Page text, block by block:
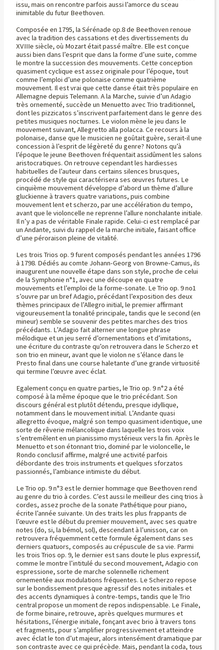
issu, mais on rencontre parfois aussi l’amorce du sceau
inimitable du futur Beethoven.
Composée en 1795, la Sérénade op.8 de Beethoven renoue
avec la tradition des cassations et des divertissements du
XVIIIe siècle, où Mozart était passé maître. Elle est conçue
aussi bien dans l’esprit que dans la forme d’une suite, comme
le montre la succession des mouvements. Cette conception
quasiment cyclique est assez originale pour l’époque, tout
comme l’emploi d’une polonaise comme quatrième
mouvement. Il est vrai que cette danse était très populaire en
Allemagne depuis Telemann. A la Marche, suivie d’un Adagio
très ornementé, succède un Menuetto avec Trio traditionnel,
dont les pizzicatos s’inscrivent parfaitement dans le genre des
petites musiques nocturnes. Le violon mène le jeu dans le
mouvement suivant, Allegretto alla polacca. Ce recours à la
polonaise, danse que le musicien ne goûtait guère, serait-il une
concession à l’esprit de légèreté du genre? Notons qu’à
l’époque le jeune Beethoven fréquentait assidûment les salons
aristocratiques. On retrouve cependant les hardiesses
habituelles de l’auteur dans certains silences brusques,
procédé de style qui caractérisera ses œuvres futures. Le
cinquième mouvement développe d’abord un thème d’allure
gluckienne à travers quatre variations, puis combine
mouvement lent et scherzo, par une accélération du tempo,
avant que le violoncelle ne reprenne l’allure nonchalante initiale.
Il n’y a pas de véritable Finale rapide. Celui-ci est remplacé par
un Andante, suivi du rappel de la marche initiale, faisant office
d’une péroraison pleine de vitalité.
Les trois Trios op. 9 furent composés pendant les années 1796
à 1798. Dédiés au comte Johann-Georg von Browne-Camus, ils
inaugurent une nouvelle étape dans son style, proche de celui
de la Symphonie n°1, avec une découpe en quatre
mouvements et l’emploi de la forme-sonate. Le Trio op. 9 no1
s’ouvre par un bref Adagio, précédant l’exposition des deux
thèmes principaux de l’Allegro initial, le premier affirmant
vigoureusement la tonalité principale, tandis que le second (en
mineur) semble se souvenir des petites marches des trios
précédants. L’Adagio fait alterner une longue phrase
mélodique et un jeu serré d’ornementations et d’imitations,
une écriture du contraste qu’on retrouvera dans le Scherzo et
son trio en mineur, avant que le violon ne s’élance dans le
Presto final dans une course haletante d’une grande virtuosité
qui termine l’œuvre avec éclat.
Egalement conçu en quatre parties, le Trio op. 9 n°2 a été
composé à la même époque que le trio précédant. Son
discours général est plutôt détendu, presque idyllique,
notamment dans le mouvement initial. L’Andante quasi
allegretto évoque, malgré son tempo quasiment identique, une
sorte de rêverie mélancolique dans laquelle les trois voix
s’entremêlent en un pianissimo mystérieux vers la fin. Après le
Menuetto et son étonnant trio, dominé par le violoncelle, le
Rondo conclusif affirme, malgré une activité parfois
débordante des trois instruments et quelques sforzatos
passionnés, l’ambiance intimiste du début.
Le Trio op. 9 n°3 est le dernier hommage que Beethoven rend
au genre du trio à cordes. C’est aussi le meilleur des cinq trios à
cordes, assez proche de la sonate Pathétique pour piano,
écrite l’année suivante. Un des traits les plus frappants de
l’œuvre est le début du premier mouvement, avec ses quatre
notes (do, si, la bémol, sol), descendant à l’unisson, car on
retrouvera fréquemment cette formule également dans ses
derniers quatuors, composés au crépuscule de sa vie. Parmi
les trois Trios op. 9, le dernier est sans doute le plus expressif,
comme le montre l’intitulé du second mouvement, Adagio con
espressione, sorte de marche solennelle richement
ornementée aux modulations fréquentes. Le Scherzo repose
sur le bondissement presque agressif des notes initiales et
des accents dynamiques à contre-temps, tandis que le Trio
central propose un moment de repos indispensable. Le Finale,
de forme binaire, retrouve, après quelques murmures et
hésitations, l’énergie initiale, fonçant avec brio à travers tons
et fragments, pour s’amplifier progressivement et atteindre
avec éclat le ton d’ut majeur, alors intensément dramatique par
son contraste avec ce qui précède. Mais, pendant la coda, tous